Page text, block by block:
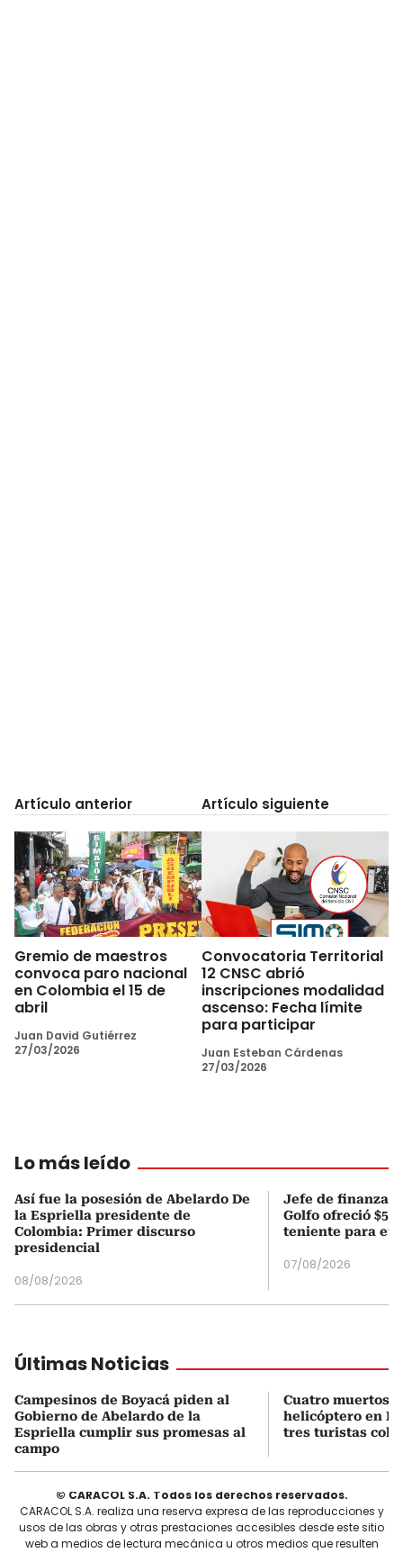
Artículo anterior
Gremio de maestros
convoca paro nacional
en Colombia el 15 de
abril
Juan David Gutiérrez
27/03/2026
Artículo siguiente
Convocatoria Territorial
12 CNSC abrió
inscripciones modalidad
ascenso: Fecha límite
para participar
Juan Esteban Cárdenas
27/03/2026
Lo más leído
Así fue la posesión de Abelardo De
la Espriella presidente de
Colombia: Primer discurso
presidencial
08/08/2026
Jefe de finanzas
Golfo ofreció
teniente para
07/08/2026
Últimas Noticias
Campesinos de Boyacá piden al
Gobierno de Abelardo de la
Espriella cumplir sus promesas al
campo
Cuatro muertos
helicóptero en
tres turistas
© CARACOL S.A. Todos los derechos reservados.
CARACOL S.A. realiza una reserva expresa de las reproducciones y
usos de las obras y otras prestaciones accesibles desde este sitio
web a medios de lectura mecánica u otros medios que resulten